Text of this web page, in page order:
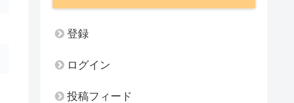
登録
ログイン
投稿フィード